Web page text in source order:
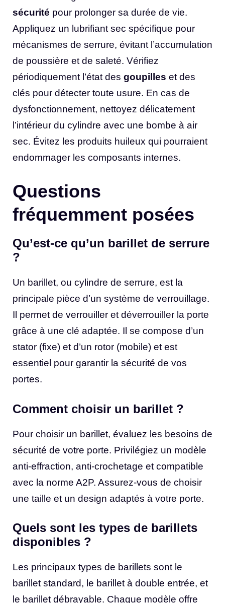
sécurité pour prolonger sa durée de vie.
Appliquez un lubrifiant sec spécifique pour
mécanismes de serrure, évitant l’accumulation
de poussière et de saleté. Vérifiez
périodiquement l’état des goupilles et des
clés pour détecter toute usure. En cas de
dysfonctionnement, nettoyez délicatement
l’intérieur du cylindre avec une bombe à air
sec. Évitez les produits huileux qui pourraient
endommager les composants internes.
Questions
fréquemment posées
Qu’est-ce qu’un barillet de serrure
?
Un barillet, ou cylindre de serrure, est la
principale pièce d’un système de verrouillage.
Il permet de verrouiller et déverrouiller la porte
grâce à une clé adaptée. Il se compose d’un
stator (fixe) et d’un rotor (mobile) et est
essentiel pour garantir la sécurité de vos
portes.
Comment choisir un barillet ?
Pour choisir un barillet, évaluez les besoins de
sécurité de votre porte. Privilégiez un modèle
anti-effraction, anti-crochetage et compatible
avec la norme A2P. Assurez-vous de choisir
une taille et un design adaptés à votre porte.
Quels sont les types de barillets
disponibles ?
Les principaux types de barillets sont le
barillet standard, le barillet à double entrée, et
le barillet débrayable. Chaque modèle offre